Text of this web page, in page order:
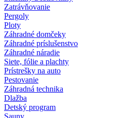
Zatrávňovanie
Pergoly
Ploty
Záhradné domčeky
Záhradné príslušenstvo
Záhradné náradie
Siete, fólie a plachty
Prístrešky na auto
Pestovanie
Záhradná technika
Dlažba
Detský program
Sauny